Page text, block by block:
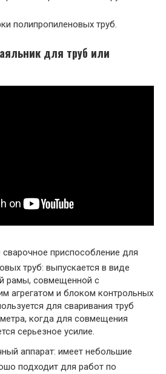
полипропиленовых труб.
для труб или
приспособление для
труб: выпускается в виде
рамы, совмещенной с
агрегатом и блоком контрольных
для сваривания труб
когда для совмещения
серьезное усилие.
аппарат: имеет небольшие
подходит для работ по